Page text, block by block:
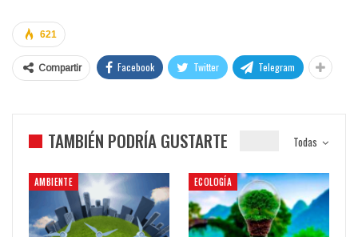
621
Compartir Facebook Twitter Telegram
Todas
TAMBIÉN PODRÍA GUSTARTE
AMBIENTE ECOLOGÍA